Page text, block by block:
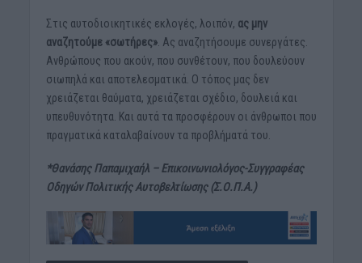
Στις αυτοδιοικητικές εκλογές, λοιπόν, ας μην
αναζητούμε «σωτήρες». Ας αναζητήσουμε συνεργάτες.
Ανθρώπους που ακούν, που συνθέτουν, που δουλεύουν
σιωπηλά και αποτελεσματικά. Ο τόπος μας δεν
χρειάζεται θαύματα, χρειάζεται σχέδιο, δουλειά και
υπευθυνότητα. Και αυτά τα προσφέρουν οι άνθρωποι που
πραγματικά καταλαβαίνουν τα προβλήματά του.
*Θανάσης Παπαμιχαήλ – Επικοινωνιολόγος-Συγγραφέας
Οδηγών Πολιτικής Αυτοβελτίωσης (Σ.Ο.Π.Α.)